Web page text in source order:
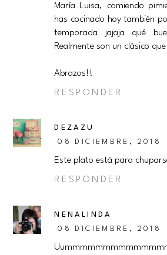
María Luisa, comiendo
has cocinado hoy también
temporada jajaja qué
Realmente son un clásico
Abrazos!!
RESPONDER
DEZAZU
08 DICIEMBRE, 2018
Este plato está para
RESPONDER
NENALINDA
08 DICIEMBRE, 2018